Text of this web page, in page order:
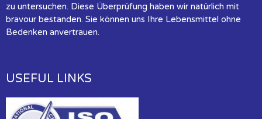
zu untersuchen. Diese Überprüfung haben wir natürlich mit
bravour bestanden. Sie können uns Ihre Lebensmittel ohne
Bedenken anvertrauen.
USEFUL LINKS